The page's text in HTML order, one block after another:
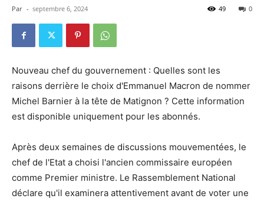
Par - septembre 6, 2024 0
49
Nouveau chef du gouvernement : Quelles sont les
raisons derrière le choix d'Emmanuel Macron de nommer
Michel Barnier à la tête de Matignon ? Cette information
est disponible uniquement pour les abonnés.
Après deux semaines de discussions mouvementées, le
chef de l'Etat a choisi l'ancien commissaire européen
comme Premier ministre. Le Rassemblement National
déclare qu'il examinera attentivement avant de voter une